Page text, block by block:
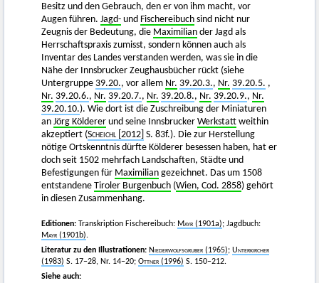
Besitz und den Gebrauch, den er von ihm macht, vor
Augen führen. Jagd- und Fischereibuch sind nicht nur
Zeugnis der Bedeutung, die Maximilian der Jagd als
Herrschaftspraxis zumisst, sondern können auch als
Inventar des Landes verstanden werden, was sie in die
Nähe der Innsbrucker Zeughausbücher rückt (siehe
Untergruppe 39.20., vor allem Nr. 39.20.3., Nr. 39.20.5. ,
Nr. 39.20.6., Nr. 39.20.7., Nr. 39.20.8., Nr. 39.20.9., Nr.
39.20.10.). Wie dort ist die Zuschreibung der Miniaturen
an Jörg Kölderer und seine Innsbrucker Werkstatt weithin
akzeptiert (Scheichl [2012] S. 83f.). Die zur Herstellung
nötige Ortskenntnis dürfte Kölderer besessen haben, hat er
doch seit 1502 mehrfach Landschaften, Städte und
Befestigungen für Maximilian gezeichnet. Das um 1508
entstandene Tiroler Burgenbuch (Wien, Cod. 2858) gehört
in diesen Zusammenhang.
Editionen: Transkription Fischereibuch: Mayr (1901a); Jagdbuch:
Mayr (1901b).
Literatur zu den Illustrationen: Niederwolfsgruber (1965); Unterkircher
(1983) S. 17–28, Nr. 14–20; Ottner (1996) S. 150–212.
Siehe auch: